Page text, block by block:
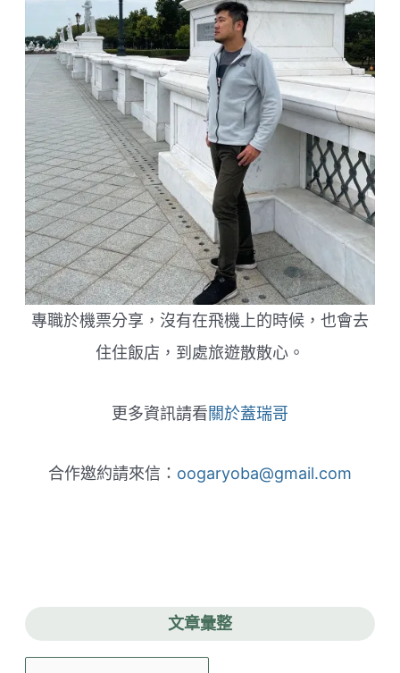
專職於機票分享，沒有在飛機上的時候，也會去
住住飯店，到處旅遊散散心。
更多資訊請看關於蓋瑞哥
合作邀約請來信： oogaryoba@gmail.com
文章彙整